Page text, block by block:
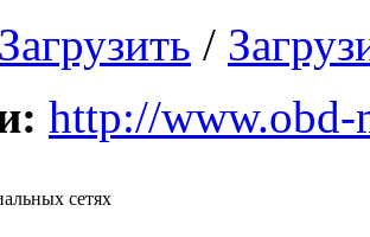
Загрузить /
http://
сетях